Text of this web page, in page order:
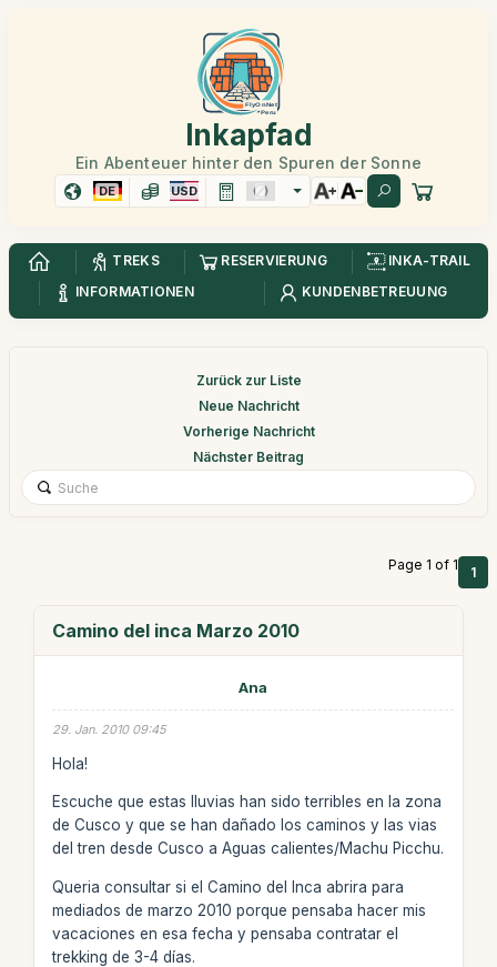
Inkapfad
Ein Abenteuer hinter den Spuren der Sonne
DE USD
TREKS RESERVIERUNG
INKA-TRAIL
INFORMATIONEN
KUNDENBETREUUNG
Zurück zur Liste
Neue Nachricht
Vorherige Nachricht
Nächster Beitrag
Page 1 of 1 1
Camino del inca Marzo 2010
Ana
29. Jan. 2010 09:45
Hola!
Escuche que estas lluvias han sido terribles en la zona
de Cusco y que se han dañado los caminos y las vias
del tren desde Cusco a Aguas calientes/Machu Picchu.
Queria consultar si el Camino del Inca abrira para
mediados de marzo 2010 porque pensaba hacer mis
vacaciones en esa fecha y pensaba contratar el
trekking de 3-4 días.